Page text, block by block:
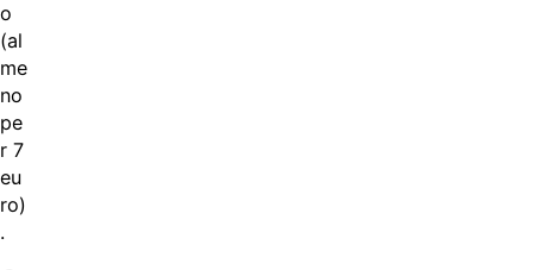
o
(al
me
no
pe
r 7
eu
ro)
.